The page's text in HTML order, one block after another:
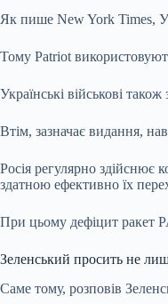
Як пише New York Times,
Тому Patriot
Українські військові
Втім, зазначає видання,
Росія регулярно
здатною ефективно їх
При цьому дефіцит ракет
Зеленський просить не
Саме тому, розповів